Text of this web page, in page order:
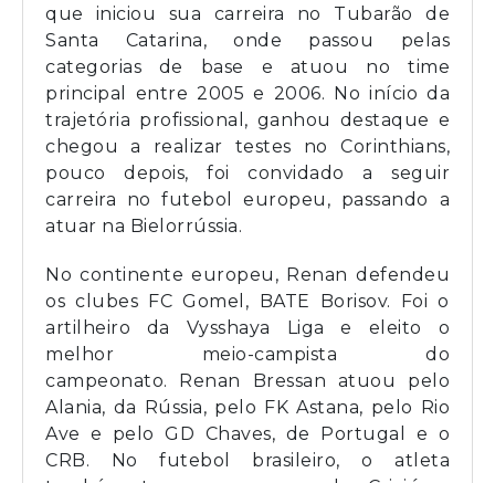
que iniciou sua carreira no Tubarão de
Santa Catarina, onde passou pelas
categorias de base e atuou no time
principal entre 2005 e 2006. No início da
trajetória profissional, ganhou destaque e
chegou a realizar testes no Corinthians,
pouco depois, foi convidado a seguir
carreira no futebol europeu, passando a
atuar na Bielorrússia.
No continente europeu, Renan defendeu
os clubes FC Gomel, BATE Borisov. Foi o
artilheiro da Vysshaya Liga e eleito o
melhor meio-campista do
campeonato. Renan Bressan atuou pelo
Alania, da Rússia, pelo FK Astana, pelo Rio
Ave e pelo GD Chaves, de Portugal e o
CRB. No futebol brasileiro, o atleta